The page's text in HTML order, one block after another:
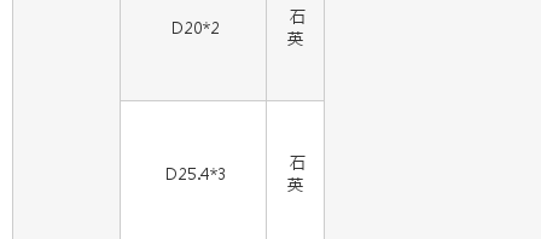
D20*2
石
英
D25.4*3
石
英